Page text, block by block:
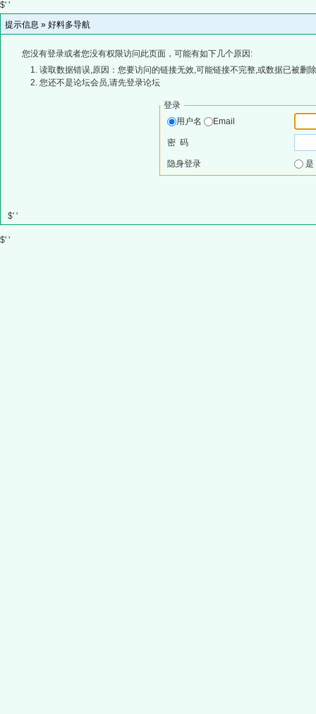
$' '
提示信息 » 好料多导航
您没有登录或者您没有权限访问此页面，可能有如下几个原因:
读取数据错误,原因：您要访问的链接无效,可能链接不完整,或数据已被删
您还不是论坛会员,请先登录论坛
登录
用户名
Email
密 码
隐身登录
$' '
$' '